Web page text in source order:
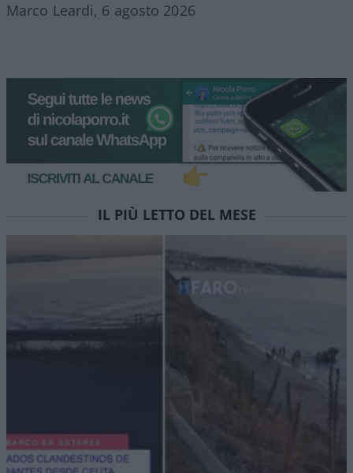
Marco Leardi, 6 agosto 2026
IL PIÙ LETTO DEL MESE